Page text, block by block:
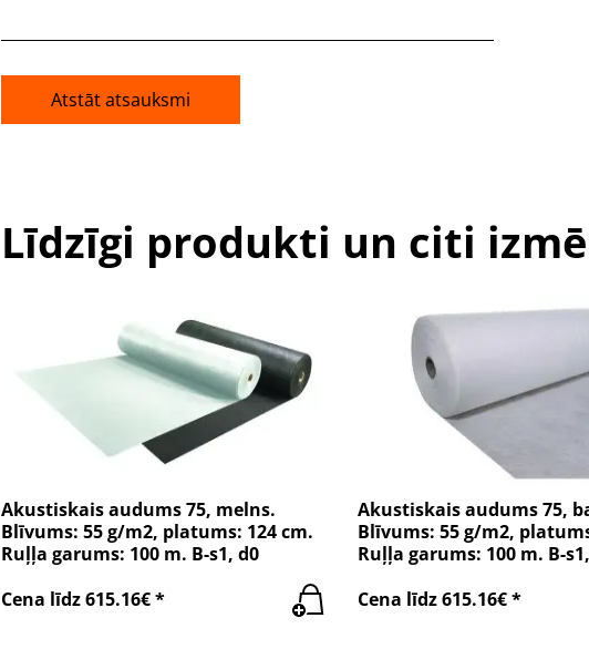
Atstāt atsauksmi
Līdzīgi produkti un citi
Akustiskais audums 75, melns.
Blīvums: 55 g/m2, platums: 124 cm.
Ruļļa garums: 100 m. B-s1, d0
Cena līdz 615.16€ *
Akustiskais audums 75,
Blīvums: 55 g/m2,
Ruļļa garums: 100 m. B-
Cena līdz 615.16€ *